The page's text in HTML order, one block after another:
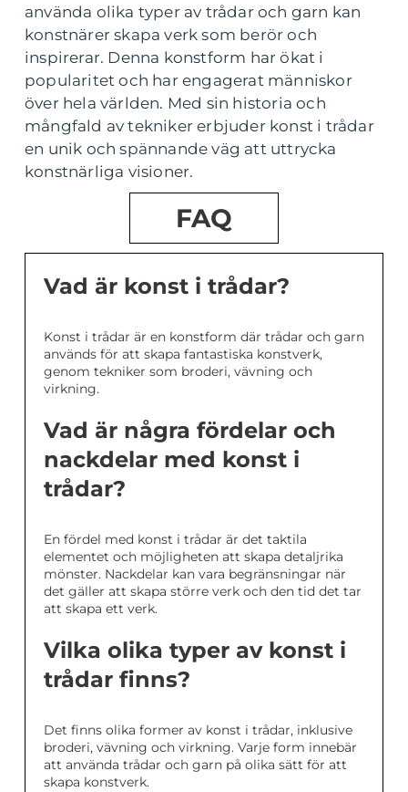
använda olika typer av trådar och garn kan
konstnärer skapa verk som berör och
inspirerar. Denna konstform har ökat i
popularitet och har engagerat människor
över hela världen. Med sin historia och
mångfald av tekniker erbjuder konst i trådar
en unik och spännande väg att uttrycka
konstnärliga visioner.
FAQ
Vad är konst i trådar?
Konst i trådar är en konstform där trådar och garn
används för att skapa fantastiska konstverk,
genom tekniker som broderi, vävning och
virkning.
Vad är några fördelar och
nackdelar med konst i
trådar?
En fördel med konst i trådar är det taktila
elementet och möjligheten att skapa detaljrika
mönster. Nackdelar kan vara begränsningar när
det gäller att skapa större verk och den tid det tar
att skapa ett verk.
Vilka olika typer av konst i
trådar finns?
Det finns olika former av konst i trådar, inklusive
broderi, vävning och virkning. Varje form innebär
att använda trådar och garn på olika sätt för att
skapa konstverk.